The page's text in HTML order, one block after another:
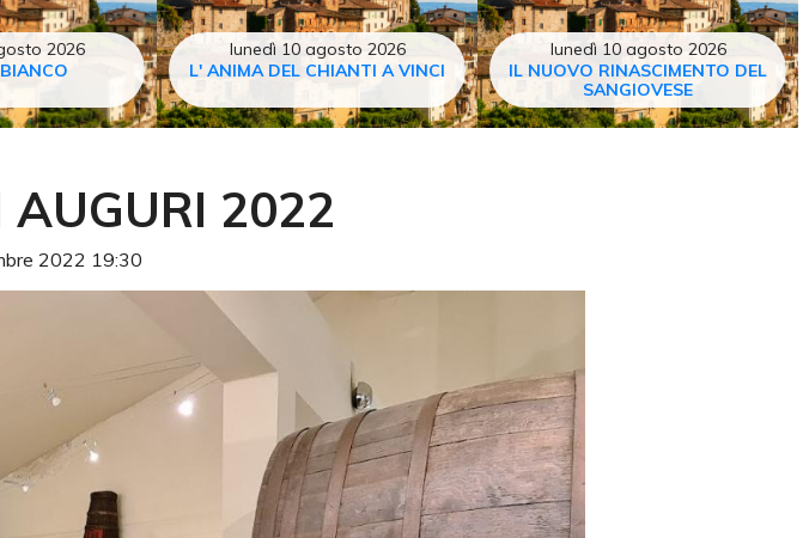
2026
lunedì 10 agosto 2026
L' ANIMA DEL CHIANTI A VINCI
lunedì 10 agosto 2026
IL NUOVO RINASCIMENTO DEL
SANGIOVESE
AUGURI 2022
2022 19:30